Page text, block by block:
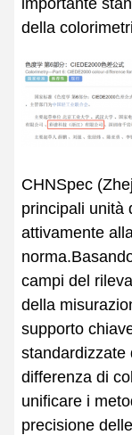
della
CHNSpec
principali unità
attivamente
campi del
della
supporto
standardizzate
differenza di
unificare i
precisione